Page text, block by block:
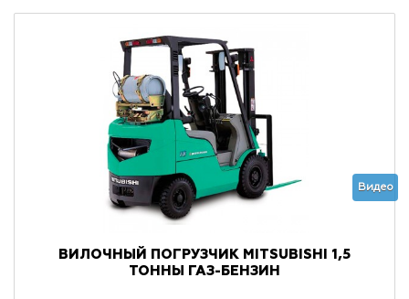
Видео
ВИЛОЧНЫЙ ПОГРУЗЧИК MITSUBISHI 1,5
ТОННЫ ГАЗ-БЕНЗИН